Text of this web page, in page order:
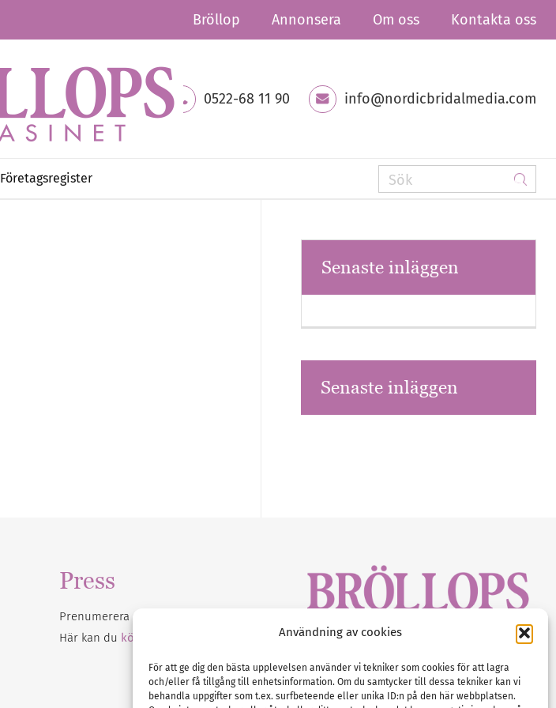
Användning av cookies
För att ge dig den bästa upplevelsen använder vi tekniker som cookies för att lagra
och/eller få tillgång till enhetsinformation. Om du samtycker till dessa tekniker kan vi
behandla uppgifter som t.ex. surfbeteende eller unika ID:n på den här webbplatsen.
Bröllop Annonsera Om oss Kontakta oss
0522-68 11 90 info@nordicbridalmedia.com
Företagsregister
Senaste inläggen
Senaste inläggen
Press
Prenumerera på vårt
Här kan du köpa Bröllopsmagasinet
Tel :0522-68 11 90
E-post:info@nordicbridalmedia.com